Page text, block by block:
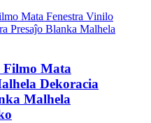
Filmo Mata
Dekoracia
Malhela